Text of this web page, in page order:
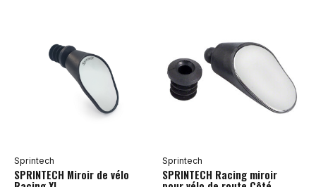
Sprintech
SPRINTECH Miroir de vélo
Sprintech
SPRINTECH Racing miroir